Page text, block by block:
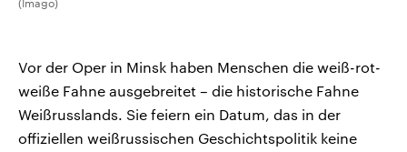
(Imago)
Vor der Oper in Minsk haben Menschen die weiß-rot-
weiße Fahne ausgebreitet – die historische Fahne
Weißrusslands. Sie feiern ein Datum, das in der
offiziellen weißrussischen Geschichtspolitik keine